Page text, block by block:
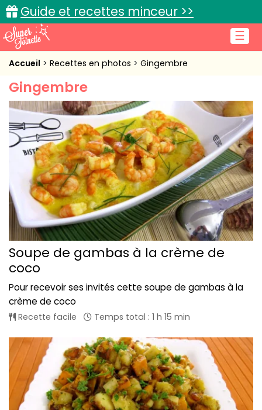
☰
Guide et recettes minceur >>
Accueil
Recettes de cuisine
Cuisine pratique
L'actu cuisine
Connexion
Accueil Recettes en photos Gingembre
Gingembre
Soupe de gambas à la crème de
coco
Pour recevoir ses invités cette soupe de gambas à la
crème de coco
Recette facile Temps total : 1 h 15 min